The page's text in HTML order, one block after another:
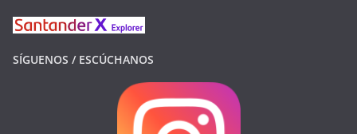
SÍGUENOS / ESCÚCHANOS